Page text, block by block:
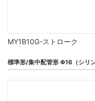
MY1B10G-ストローク
標準形/集中配管形 Φ16（シリ